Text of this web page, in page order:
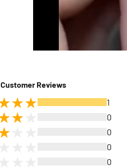
Customer Reviews
1
0
0
0
0